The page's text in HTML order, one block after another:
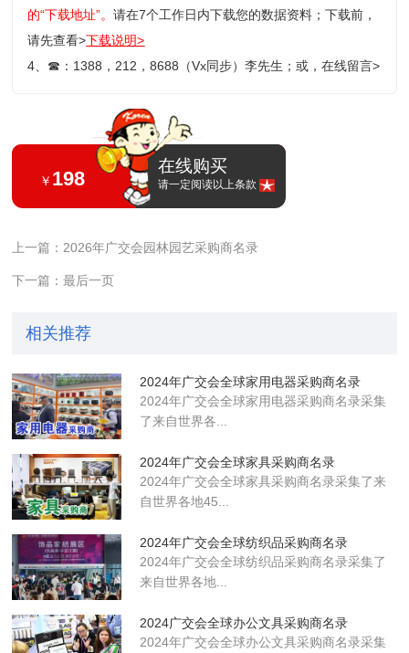
的“下载地址”。请在7个工作日内下载您的数据资料；下载前，
请先查看>下载说明>
4、 ☎ ：1388，212，8688（Vx同步）李先生；或，在线留言>
￥ 198
在线购买
请一定阅读以上条款
上一篇：2026年广交会园林园艺采购商名录
下一篇：最后一页
相关推荐
2024年广交会全球家用电器采购商名录
2024年广交会全球家用电器采购商名录采集
了来自世界各...
2024年广交会全球家具采购商名录
2024年广交会全球家具采购商名录采集了来
自世界各地45...
2024年广交会全球纺织品采购商名录
2024年广交会全球纺织品采购商名录采集了
来自世界各地...
2024广交会全球办公文具采购商名录
2024年广交会全球办公文具采购商名录采集